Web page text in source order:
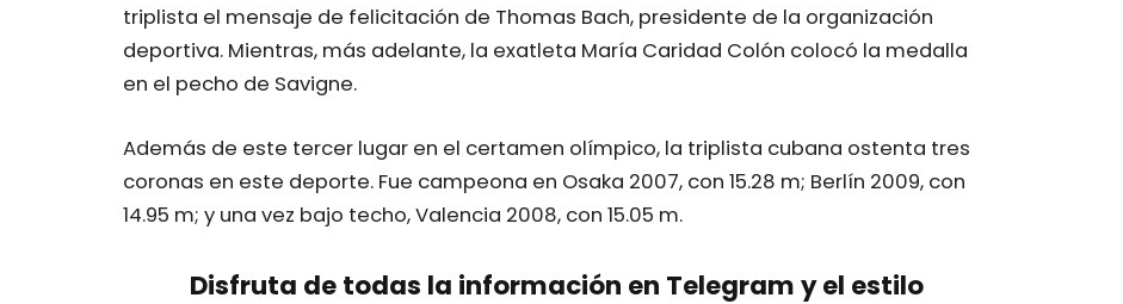
triplista el mensaje de felicitación de Thomas Bach, presidente de la organización
deportiva. Mientras, más adelante, la exatleta María Caridad Colón colocó la medalla
en el pecho de Savigne.
Además de este tercer lugar en el certamen olímpico, la triplista cubana ostenta tres
coronas en este deporte. Fue campeona en Osaka 2007, con 15.28 m; Berlín 2009, con
14.95 m; y una vez bajo techo, Valencia 2008, con 15.05 m.
Disfruta de todas la información en Telegram y el estilo